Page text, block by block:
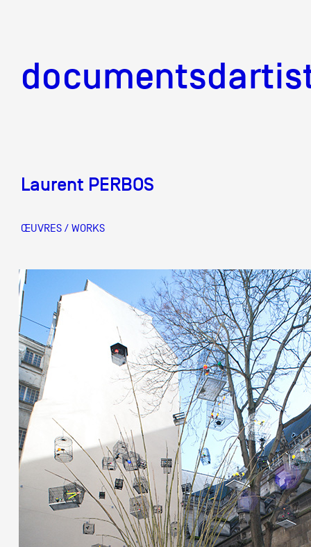
Équipe
Partenaires
Crédits
Actions
Documentation
Laurent PERBOS
ŒUVRES / WORKS